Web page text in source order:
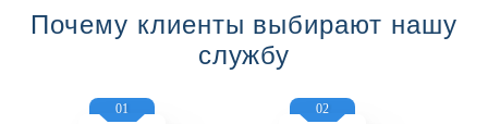
Почему клиенты выбирают нашу
службу
01 02